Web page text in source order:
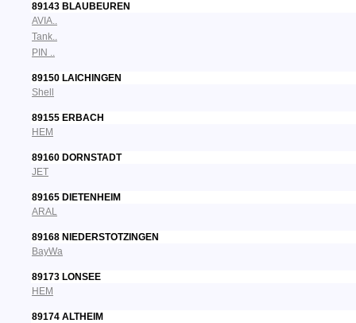
89143 BLAUBEUREN
AVIA..
Tank..
PIN ..
89150 LAICHINGEN
Shell
89155 ERBACH
HEM
89160 DORNSTADT
JET
89165 DIETENHEIM
ARAL
89168 NIEDERSTOTZINGEN
BayWa
89173 LONSEE
HEM
89174 ALTHEIM